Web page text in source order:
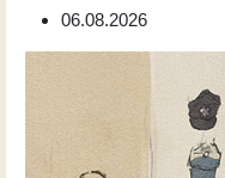
06.08.2026